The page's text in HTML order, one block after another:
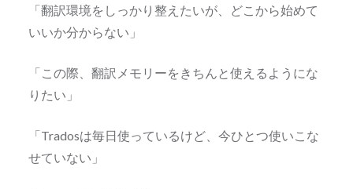
「翻訳環境をしっかり整えたいが、どこから始めて
いいか分からない」
「この際、翻訳メモリーをきちんと使えるようにな
りたい」
「Tradosは毎日使っているけど、今ひとつ使いこな
せていない」